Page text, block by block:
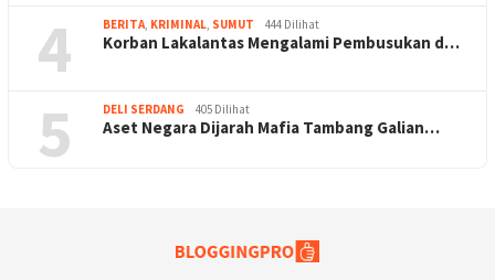
4 BERITA, KRIMINAL, SUMUT 444 Dilihat
Korban Lakalantas Mengalami Pembusukan d…
5 DELI SERDANG 405 Dilihat
Aset Negara Dijarah Mafia Tambang Galian…